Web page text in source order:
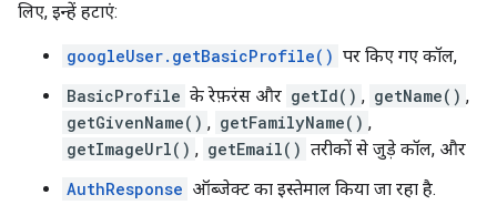
लिए, इन्हें हटाएं:
googleUser.getBasicProfile() पर किए गए कॉल,
BasicProfile के रेफ़रंस और getId() , getName() ,
getGivenName() , getFamilyName() ,
getImageUrl() , getEmail() तरीकों से जुड़े कॉल, और
AuthResponse ऑब्जेक्ट का इस्तेमाल किया जा रहा है.